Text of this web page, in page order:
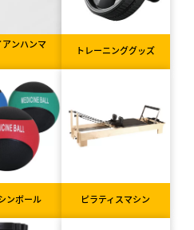
アンハンマ
トレーニンググッズ
ンボール ピラティスマシン